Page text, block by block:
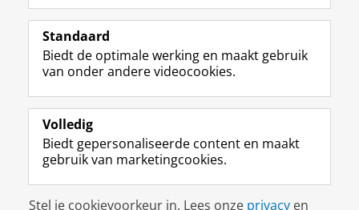
Volg de RUG
F
a
e
b
o
p
a
i
n
L
i
k
e
I
-
p
g
i
R
S
-
f
e
R
k
s
I
n
t
r
m
c
c
Y
o
T
e
k
a
a
Studiekiezers
Alumni
Over ons
Disclaimer & Copyright
Standaard
Biedt de optimale werking en maakt gebruik
van onder andere videocookies.
Volledig
Biedt gepersonaliseerde content en maakt
gebruik van marketingcookies.
Stel je cookievoorkeur in. Lees onze privacy en